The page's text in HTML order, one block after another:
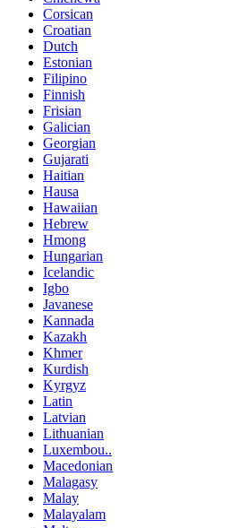
Corsican
Croatian
Dutch
Estonian
Filipino
Finnish
Frisian
Galician
Georgian
Gujarati
Haitian
Hausa
Hawaiian
Hebrew
Hmong
Hungarian
Icelandic
Igbo
Javanese
Kannada
Kazakh
Khmer
Kurdish
Kyrgyz
Latin
Latvian
Lithuanian
Luxembou..
Macedonian
Malagasy
Malay
Malayalam